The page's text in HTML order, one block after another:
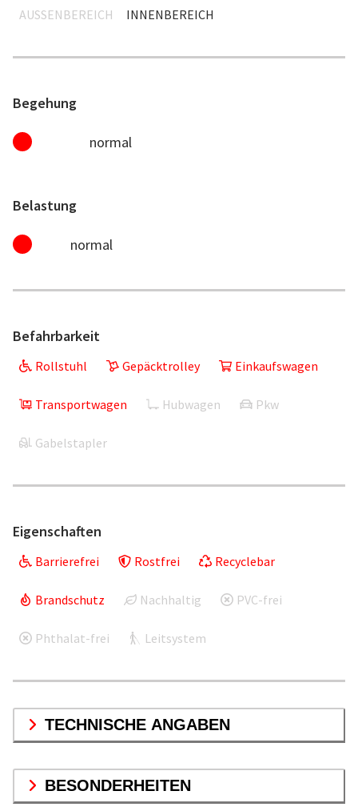
AUSSENBEREICH INNENBEREICH
Begehung
normal
Belastung
normal
Befahrbarkeit
Rollstuhl Gepäcktrolley Einkaufswagen
Transportwagen Hubwagen Pkw
Gabelstapler
Eigenschaften
Barrierefrei Rostfrei Recyclebar
Brandschutz Nachhaltig PVC-frei
Phthalat-frei Leitsystem
TECHNISCHE ANGABEN
BESONDERHEITEN